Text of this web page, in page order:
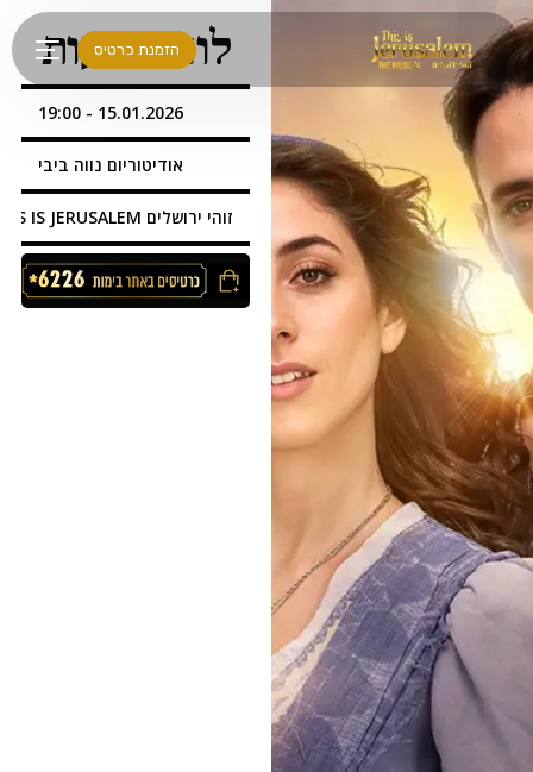
לתוכן
הזמנת כרטיס
לוח הופעות
15.01.2026 - 19:00
אודיטוריום נווה ביבי
זוהי ירושלים THIS IS JERUSALEM